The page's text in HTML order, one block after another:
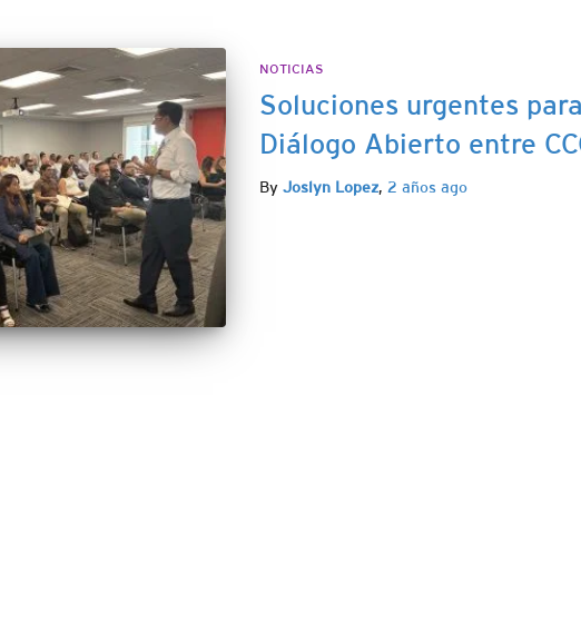
NOTICIAS
Soluciones urgentes
Diálogo Abierto entre
By Joslyn Lopez, 2 añosago